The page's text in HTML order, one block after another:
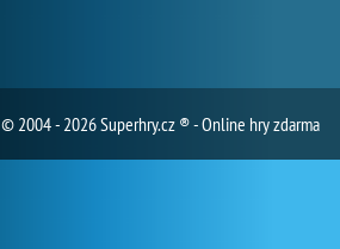
© 2004 - 2026 Superhry.cz ® - Online hry zdarma